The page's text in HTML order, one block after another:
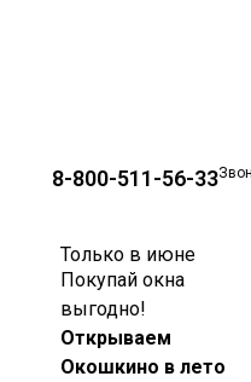
8-800-511-56-33
Только в июне
Покупай окна
выгодно!
Открываем
Окошкино в лето